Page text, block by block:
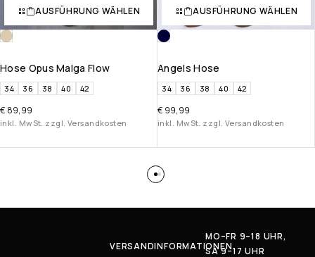
AUSFÜHRUNG WÄHLEN
Hose Opus Malga Flow
34 36 38 40 42
€ 89,99
inkl. MwSt. zzgl. Versandkosten
AUSFÜHRUNG WÄHLEN
Angels Hose
34 36 38 40 42
€ 99,99
inkl. MwSt. zzgl. Versandkosten
VERSANDINFORMATIONEN
MO–FR 9–18 UHR,
SA 9–17 UHR